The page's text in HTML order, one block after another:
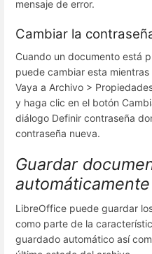
mensaje de error.
Cambiar la
Cuando un documento está
puede cambiar esta
Vaya a Archivo >
y haga clic en el botón
diálogo Definir contraseña
contraseña nueva.
Guardar
automáticamente
LibreOffice puede guardar
como parte de la
guardado automático así